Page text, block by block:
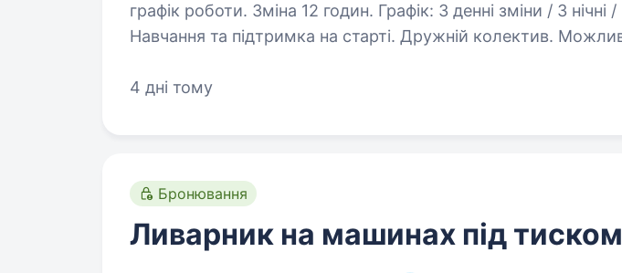
графік роботи. Зміна 12 годин. Графік: 3 денні зміни / 3 нічні / 3 вихідні.
Навчання та підтримка на старті. Дружній колектив. Можливість
4 дні тому
Бронювання
Ливарник на машинах під тиском